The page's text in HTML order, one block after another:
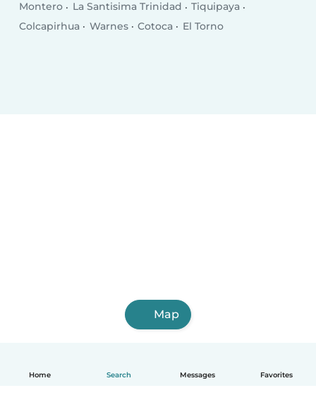
Home Search Messages Favorites
Montero
La Santisima Trinidad
Tiquipaya
Colcapirhua
Warnes Cotoca El Torno
Map